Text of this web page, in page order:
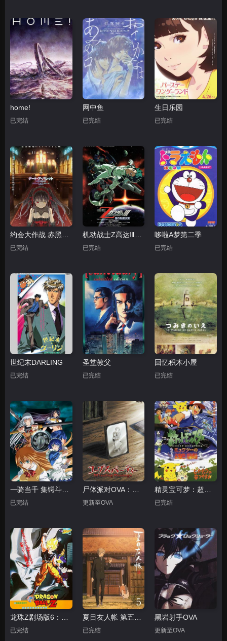
home!
已完结
网中鱼
已完结
生日乐园
已完结
约会大作战 赤黑新章：红与白
已完结
机动战士Z高达Ⅲ：星辰的鼓动是爱
已完结
哆啦A梦第二季
已完结
世纪末DARLING
已完结
圣堂教父
已完结
回忆积木小屋
已完结
一骑当千 集锷斗士血风录
已完结
尸体派对OVA：迷失的舞步
更新至OVA
精灵宝可梦：超梦的逆袭
已完结
已完结 已完结
黑岩射手OVA
更新至OVA